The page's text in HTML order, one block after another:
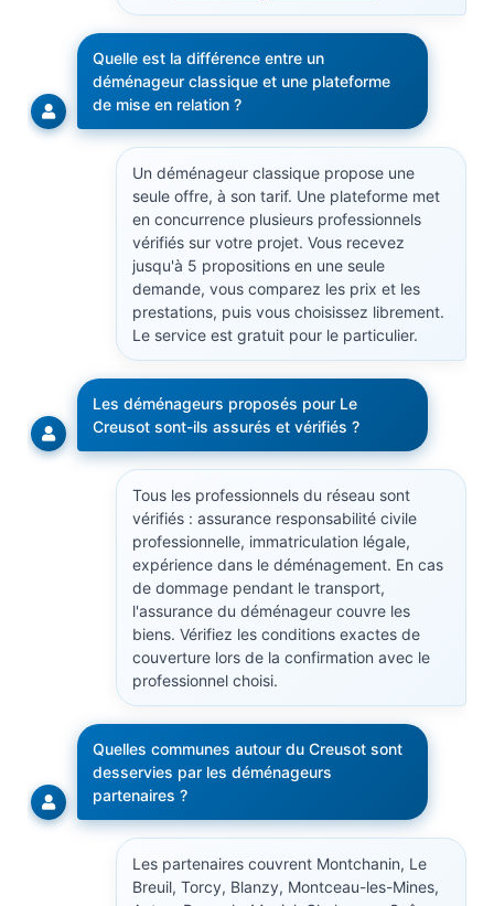
Quelle est la différence entre un
déménageur classique et une plateforme
de mise en relation ?
Un déménageur classique propose une
seule offre, à son tarif. Une plateforme met
en concurrence plusieurs professionnels
vérifiés sur votre projet. Vous recevez
jusqu'à 5 propositions en une seule
demande, vous comparez les prix et les
prestations, puis vous choisissez librement.
Le service est gratuit pour le particulier.
Les déménageurs proposés pour Le
Creusot sont-ils assurés et vérifiés ?
Tous les professionnels du réseau sont
vérifiés : assurance responsabilité civile
professionnelle, immatriculation légale,
expérience dans le déménagement. En cas
de dommage pendant le transport,
l'assurance du déménageur couvre les
biens. Vérifiez les conditions exactes de
couverture lors de la confirmation avec le
professionnel choisi.
Quelles communes autour du Creusot sont
desservies par les déménageurs
partenaires ?
Les partenaires couvrent Montchanin, Le
Breuil, Torcy, Blanzy, Montceau-les-Mines,